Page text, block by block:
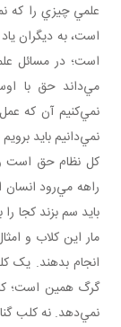
علمي چيزي را که
است، به ديگران
است؛ در مسائل
مي‌داند حق با
نمي‌کنيم آن که
نمي‌دانيم بايد
کل نظام حق است
راهه مي‌رود
بايد سم بزند
مار اين کلاب و
انجام بدهند. يک
گرگ همين است؛
نمي‌دهد. نه کلب